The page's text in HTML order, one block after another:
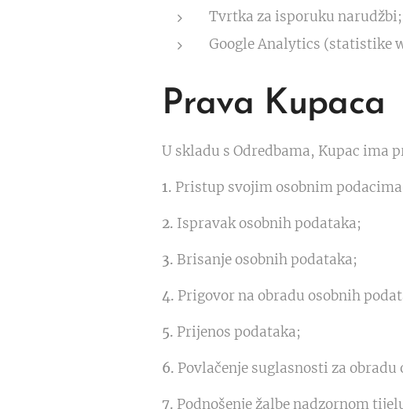
Tvrtka za isporuku narudžbi;
Google Analytics (statistike
Prava Kupaca
U skladu s Odredbama, Kupac ima
1. Pristup svojim osobnim
2. Ispravak osobnih podataka;
3. Brisanje osobnih podataka;
4. Prigovor na obradu osobnih
5. Prijenos podataka;
6. Povlačenje suglasnosti za
7. Podnošenje žalbe nadzornom